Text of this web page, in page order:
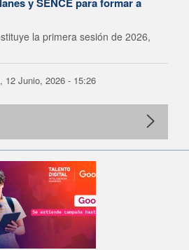
la primera sesión de 2026,
12 Junio, 2026 - 15:26